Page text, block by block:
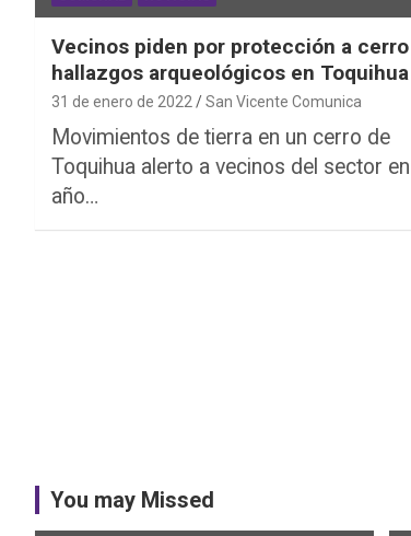
Vecinos piden por protección a
hallazgos arqueológicos en Toquihua
31 de enero de 2022 San Vicente Comunica
Movimientos de tierra en un cerro de
Toquihua alerto a vecinos del sector en
año…
You may Missed